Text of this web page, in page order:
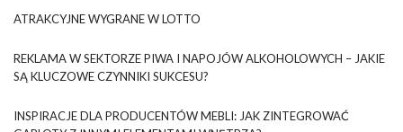
ATRAKCYJNE WYGRANE W LOTTO
REKLAMA W SEKTORZE PIWA I NAPOJÓW ALKOHOLOWYCH – JAKIE
SĄ KLUCZOWE CZYNNIKI SUKCESU?
INSPIRACJE DLA PRODUCENTÓW MEBLI: JAK ZINTEGROWAĆ